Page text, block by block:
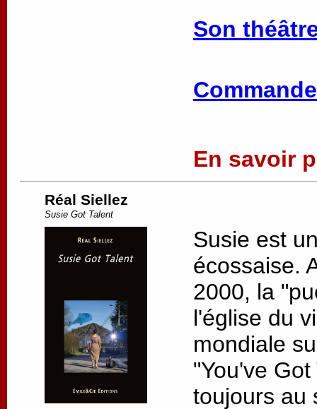
Son
En savoir
Réal Siellez
Susie Got Talent
Susie est
écossaise.
2000, la
l'église du
mondiale
"You've
toujours au